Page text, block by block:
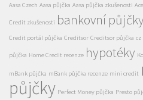
Aasa Czech Aasa půjčka Aasa půjčka zkušenosti
Credit zkušenosti bankovní půjčky
Credit portál půjčka Creditsor Creditsor půjčka cz
půjčka Home Credit recenze hypotéky
mBank půjčka mBank půjčka recenze mini credit
půjčky Perfect Money půjčka Presto